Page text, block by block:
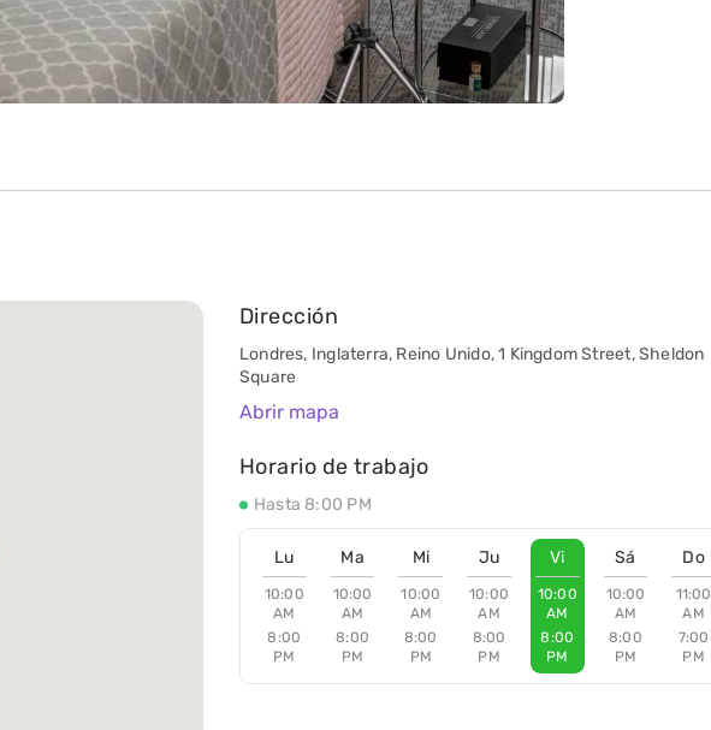
Dirección
Londres, Inglaterra, Reino Unido, 1 Kingdom Street, Sheldon
Square
Abrir mapa
Horario de trabajo
Hasta 8:00 PM
Lu
10:00
AM
8:00
PM
Ma
10:00
AM
8:00
PM
Mi
10:00
AM
8:00
PM
Ju
10:00
AM
8:00
PM
Vi
10:00
AM
8:00
PM
Sá
10:00
AM
8:00
PM
Do
11:00
AM
7:00
PM